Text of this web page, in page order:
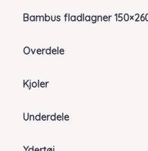
Bambus fladlagner
Overdele
Kjoler
Underdele